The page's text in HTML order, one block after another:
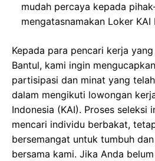
mudah percaya kepada
mengatasnamakan Loker KAI
Kepada para pencari kerja
Bantul, kami ingin
partisipasi dan minat yang
dalam mengikuti lowongan
Indonesia (KAI). Proses seleksi
mencari individu berbakat,
bersemangat untuk tumbuh
bersama kami. Jika Anda